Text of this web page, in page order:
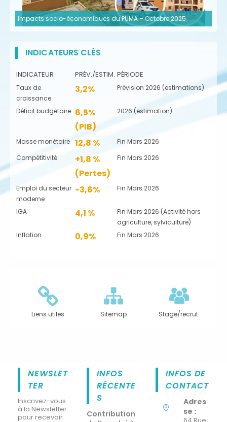
Impacts socio-économiques du PUMA – Octobre 2025
INDICATEURS CLÉS
INDICATEUR PRÉV./ESTIM. PÉRIODE
Taux de
croissance
3,2% Prévision 2026 (estimations)
Déficit budgétaire 6,5%
(PIB)
2026 (estimation)
Masse monétaire 12,8 %
Fin Mars 2026
Compétitivité
+1,8 %
(Pertes)
Fin Mars 2026
Emploi du secteur
moderne
-3,6% Fin Mars 2026
IGA 4,1 %
Fin Mars 2026 (Activité hors
agriculture, sylviculture)
Inflation
0,9% Fin Mars 2026
Liens utiles Sitemap Stage/recrut.
NEWSLET
TER
Inscrivez-vous
à la Newsletter
pour recevoir
INFOS
RÉCENTE
S
Contribution
INFOS DE
CONTACT
Adres
se :